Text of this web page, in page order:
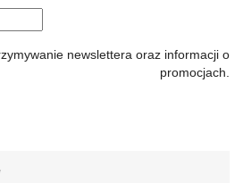
newslettera oraz informacji o
promocjach.